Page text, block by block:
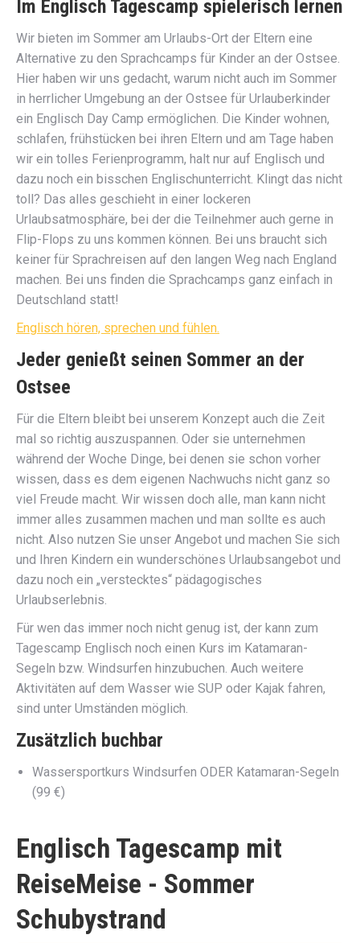
Im Englisch Tagescamp spielerisch lernen
Wir bieten im Sommer am Urlaubs-Ort der Eltern eine
Alternative zu den Sprachcamps für Kinder an der Ostsee.
Hier haben wir uns gedacht, warum nicht auch im Sommer
in herrlicher Umgebung an der Ostsee für Urlauberkinder
ein Englisch Day Camp ermöglichen. Die Kinder wohnen,
schlafen, frühstücken bei ihren Eltern und am Tage haben
wir ein tolles Ferienprogramm, halt nur auf Englisch und
dazu noch ein bisschen Englischunterricht. Klingt das nicht
toll? Das alles geschieht in einer lockeren
Urlaubsatmosphäre, bei der die Teilnehmer auch gerne in
Flip-Flops zu uns kommen können. Bei uns braucht sich
keiner für Sprachreisen auf den langen Weg nach England
machen. Bei uns finden die Sprachcamps ganz einfach in
Deutschland statt!
Englisch hören, sprechen und fühlen.
Jeder genießt seinen Sommer an der
Ostsee
Für die Eltern bleibt bei unserem Konzept auch die Zeit
mal so richtig auszuspannen. Oder sie unternehmen
während der Woche Dinge, bei denen sie schon vorher
wissen, dass es dem eigenen Nachwuchs nicht ganz so
viel Freude macht. Wir wissen doch alle, man kann nicht
immer alles zusammen machen und man sollte es auch
nicht. Also nutzen Sie unser Angebot und machen Sie sich
und Ihren Kindern ein wunderschönes Urlaubsangebot und
dazu noch ein „verstecktes“ pädagogisches
Urlaubserlebnis.
Für wen das immer noch nicht genug ist, der kann zum
Tagescamp Englisch noch einen Kurs im Katamaran-
Segeln bzw. Windsurfen hinzubuchen. Auch weitere
Aktivitäten auf dem Wasser wie SUP oder Kajak fahren,
sind unter Umständen möglich.
Zusätzlich buchbar
Wassersportkurs Windsurfen ODER Katamaran-Segeln
(99 €)
Englisch Tagescamp mit
ReiseMeise - Sommer
Schubystrand